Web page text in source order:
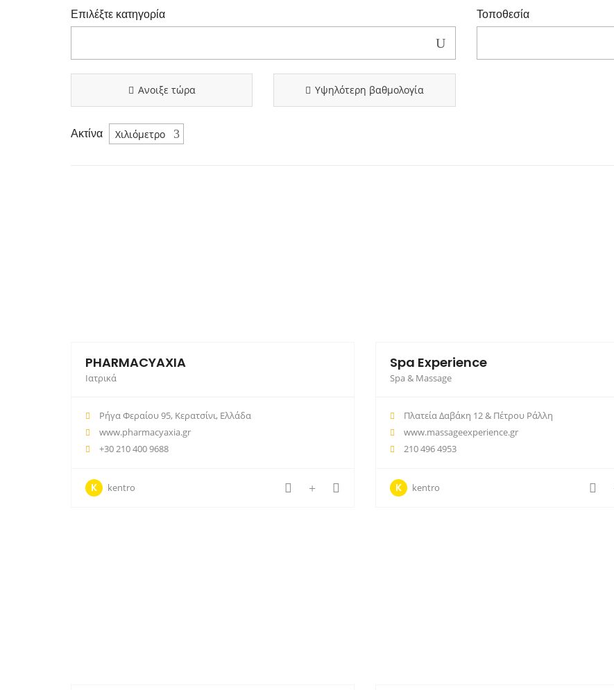
Επιλέξτε κατηγορία Τοποθεσία
Ανοιξε τώρα Υψηλότερη βαθμολογία
Ακτίνα
PHARMACYAXIA
Ιατρικά
Ρήγα Φεραίου 95, Κερατσίνι, Ελλάδα
www.pharmacyaxia.gr
+30 210 400 9688
K kentro
Spa Experience
Spa & Massage
Πλατεία Δαβάκη 12 & Πέτρου Ράλλη
www.massageexperience.gr
210 496 4953
K kentro